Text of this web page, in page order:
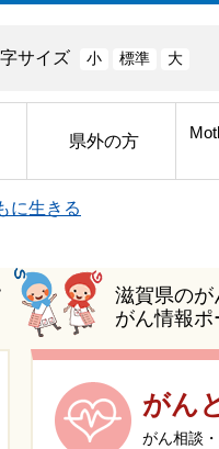
サイズ 小 標準 大
県外の方
に生きる
滋賀県の
がん情報
がん
がん相談